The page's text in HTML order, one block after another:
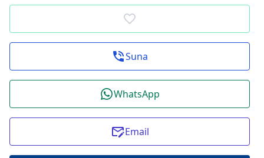
Suna
WhatsApp
Email